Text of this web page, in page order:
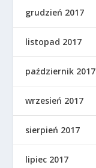
grudzień 2017
listopad 2017
październik 2017
wrzesień 2017
sierpień 2017
lipiec 2017